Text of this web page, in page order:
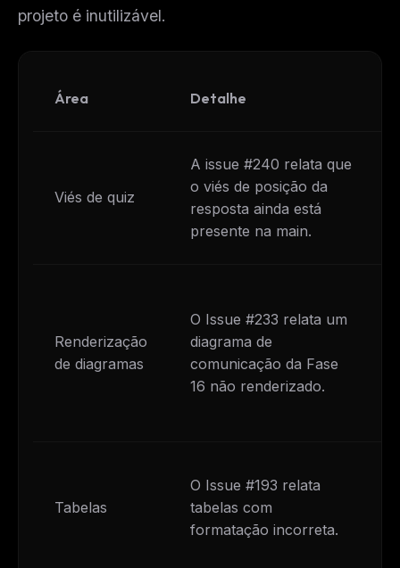
projeto é inutilizável.
Área Detalhe
Viés de quiz
A issue #240 relata que
o viés de posição da
resposta ainda está
presente na main.
Renderização
de diagramas
O Issue #233 relata um
diagrama de
comunicação da Fase
16 não renderizado.
Tabelas
O Issue #193 relata
tabelas com
formatação incorreta.